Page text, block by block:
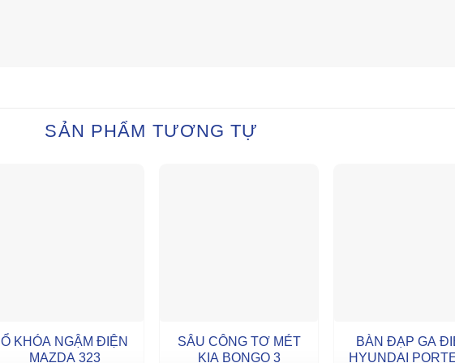
SẢN PHẨM TƯƠNG TỰ
Ổ KHÓA NGẬM ĐIỆN
MAZDA 323
SÂU CÔNG TƠ MÉT
KIA BONGO 3
BÀN ĐẠP GA
HYUNDAI